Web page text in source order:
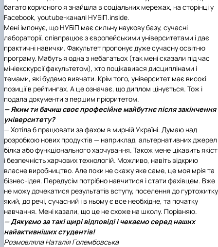
багато корисного я знайшла в соціальних мережах, на сторінці у
Facebook, youtube-каналі НУБіП.inside.
Мені імпонує, що НУБіП має сильну наукову базу, сучасні
лабораторії, співпрацює з європейськими університетами і дає
практичні навички. Факультет пропонує дуже сучасну освітню
програму. Мабуть я одна з небагатьох (так мені сказали під час
мініекскурсії факультетом), хто поцікавився дисциплінами і
темами, які будемо вивчати. Крім того, університет має високі
позиції в рейтингах. А це означає, що диплом цінується. Тож і
подала документи з першим пріоритетом.
— Яким ти бачиш своє професійне майбутнє після закінчення
університету?
— Хотіла б працювати за фахом в мирній Україні. Думаю над
розробкою нових продуктів — наприклад, альтернативних джерел
білка або функціонального харчування. Також мене цікавить
і безпечність харчових технологій. Можливо, навіть відкрию
власне виробництво. Але поки не скажу яке саме, це моя мрія та
бізнес-ідея. Передусім потрібно навчитися і стати фахівцем. Вже
не можу дочекатися результатів вступу, поселення до
який, до речі, сучасний і в ньому є все необхідне, та початку
навчання. Мені казали, що це не схоже на школу. Порівняю.
— Дякуємо за такі щирі відповіді і чекаємо серед наших
найактивніших студентів!
Розмовляла Наталія Голембовська